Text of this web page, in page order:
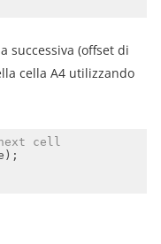
successiva (offset di
cella A4 utilizzando
cell